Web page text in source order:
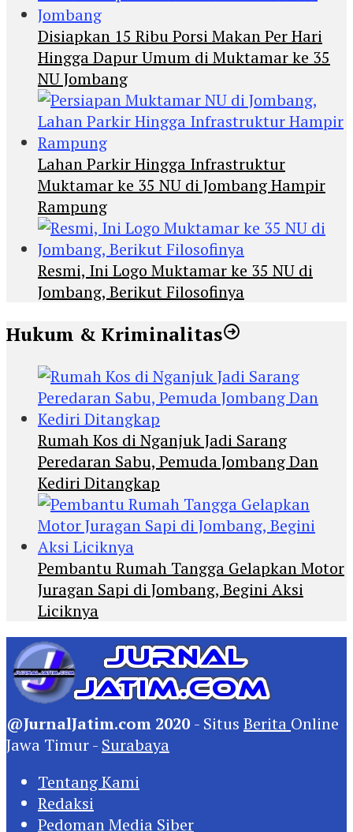
Disiapkan 15 Ribu Porsi Makan Per Hari
Hingga Dapur Umum di Muktamar ke 35
NU Jombang
Lahan Parkir Hingga Infrastruktur
Muktamar ke 35 NU di Jombang Hampir
Rampung
Resmi, Ini Logo Muktamar ke 35 NU di
Jombang, Berikut Filosofinya
Hukum & Kriminalitas
Rumah Kos di Nganjuk Jadi Sarang
Peredaran Sabu, Pemuda Jombang Dan
Kediri Ditangkap
Pembantu Rumah Tangga Gelapkan Motor
Juragan Sapi di Jombang, Begini Aksi
Liciknya
@JurnalJatim.com 2020 - Situs Berita Online
Jawa Timur - Surabaya
Tentang Kami
Redaksi
Pedoman Media Siber